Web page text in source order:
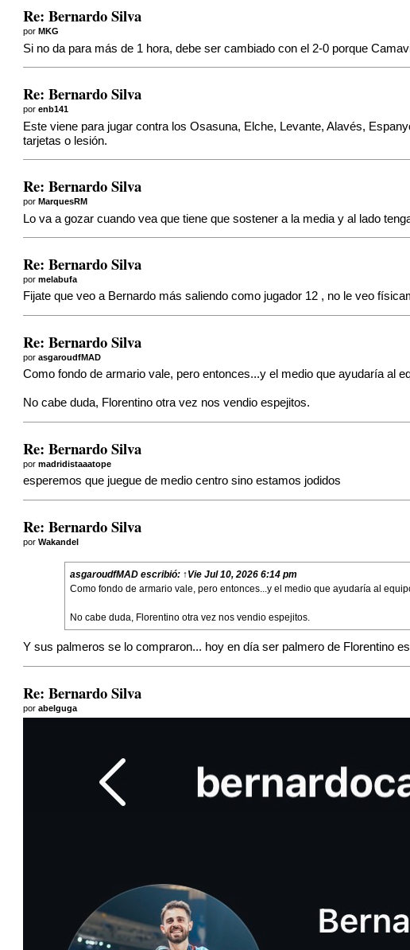
Re: Bernardo Silva
porMKG
Si no da para más de 1 hora, debe ser cambiado con el 2-0 porque
Re: Bernardo Silva
porenb141
Este viene para jugar contra los Osasuna, Elche, Levante, Alavés,
tarjetas o lesión.
Re: Bernardo Silva
porMarquesRM
Lo va a gozar cuando vea que tiene que sostener a la media y al lado
Re: Bernardo Silva
pormelabufa
Fijate que veo a Bernardo más saliendo como jugador 12 , no le veo
Re: Bernardo Silva
porasgaroudfMAD
Como fondo de armario vale, pero entonces...y el medio que ayudaría al
No cabe duda, Florentino otra vez nos vendio espejitos.
Re: Bernardo Silva
pormadridistaaatope
esperemos que juegue de medio centro sino estamos jodidos
Re: Bernardo Silva
porWakandel
asgaroudfMADescribió: ↑Vie Jul 10, 2026 6:14 pm
Como fondo de armario vale, pero entonces...y el medio que ayudaría al
No cabe duda, Florentino otra vez nos vendio espejitos.
Y sus palmeros se lo compraron... hoy en día ser palmero de Florentino
Re: Bernardo Silva
porabelguga